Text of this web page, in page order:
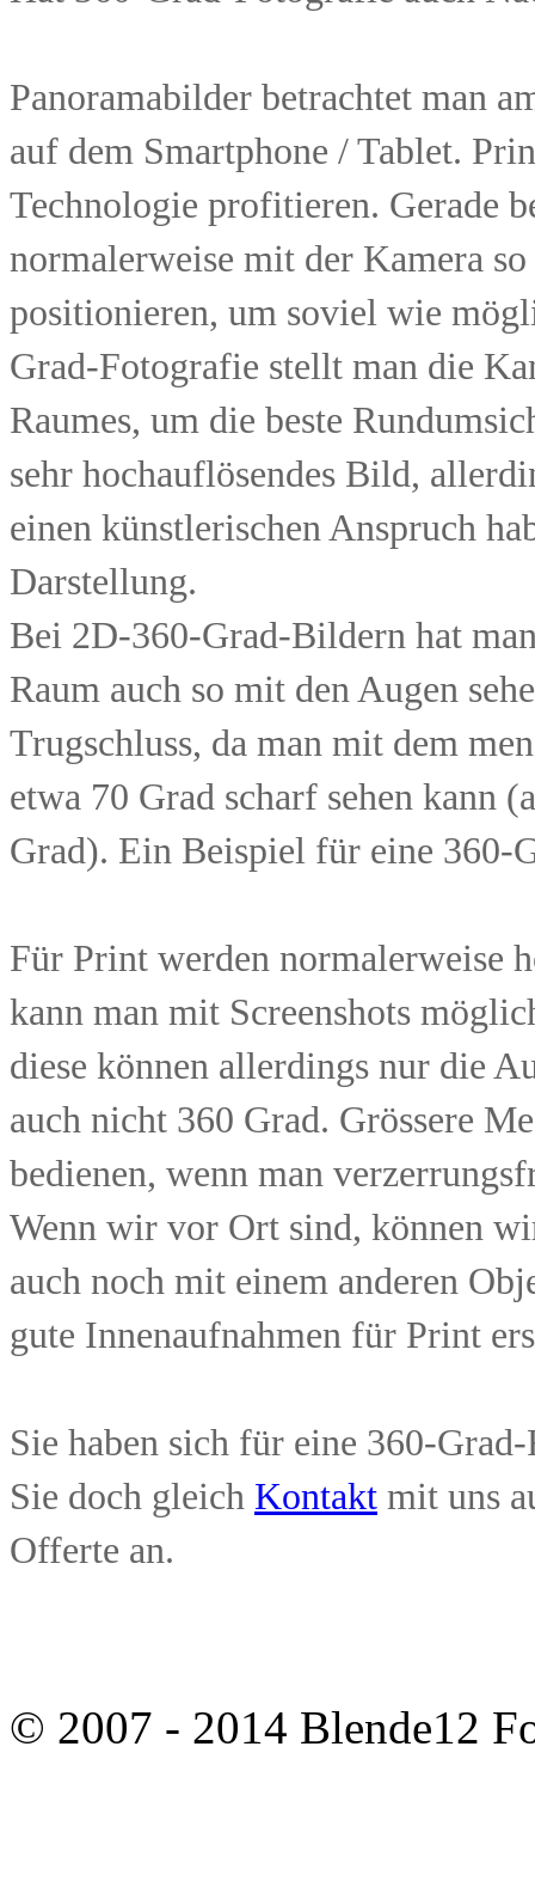
Panoramabilder betrachtet man
auf dem Smartphone / Tablet.
Technologie profitieren. Gerade
normalerweise mit der Kamera
positionieren, um soviel wie
Grad-Fotografie stellt man die
Raumes, um die beste
sehr hochauflösendes Bild,
einen künstlerischen Anspruch
Darstellung.
Bei 2D-360-Grad-Bildern hat
Raum auch so mit den Augen
Trugschluss, da man mit dem
etwa 70 Grad scharf sehen kann
Grad). Ein Beispiel für eine 360-
Für Print werden normalerweise
kann man mit Screenshots
diese können allerdings nur die
auch nicht 360 Grad. Grössere
bedienen, wenn man
Wenn wir vor Ort sind, können
auch noch mit einem anderen
gute Innenaufnahmen für Print
Sie haben sich für eine 360-
Sie doch gleich Kontakt mit uns
Offerte an.
© 2007 - 2014 Blende12